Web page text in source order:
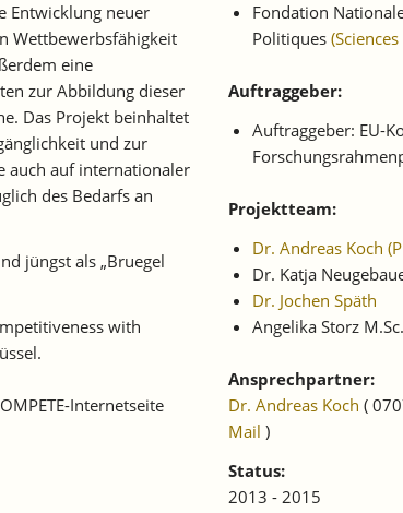
Entwicklung neuer
Wettbewerbsfähigkeit
eine
zur Abbildung dieser
Das Projekt beinhaltet
und zur
auch auf internationaler
des Bedarfs an
jüngst als „Bruegel
with
Internetseite
Fondation
Politiques (Sciences
Auftraggeber:
Auftraggeber: EU-
Projektteam:
Dr. Andreas Koch
Dr. Katja
Dr. Jochen Späth
Angelika Storz M.Sc.
Ansprechpartner:
Dr. Andreas Koch (
Mail )
Status:
2013 - 2015